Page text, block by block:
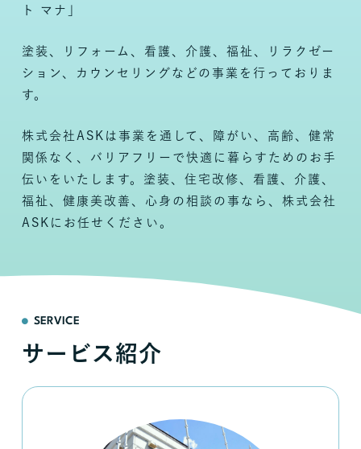
ト マナ」
塗装、リフォーム、看護、介護、福祉、リラクゼー
ション、カウンセリングなどの事業を行っておりま
す。
株式会社ASKは事業を通して、障がい、高齢、健常
関係なく、バリアフリーで快適に暮らすためのお手
伝いをいたします。塗装、住宅改修、看護、介護、
福祉、健康美改善、心身の相談の事なら、株式会社
ASKにお任せください。
SERVICE
サービス紹介